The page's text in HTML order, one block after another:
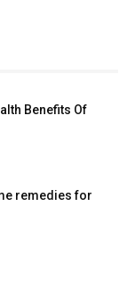
Benefits Of
remedies for